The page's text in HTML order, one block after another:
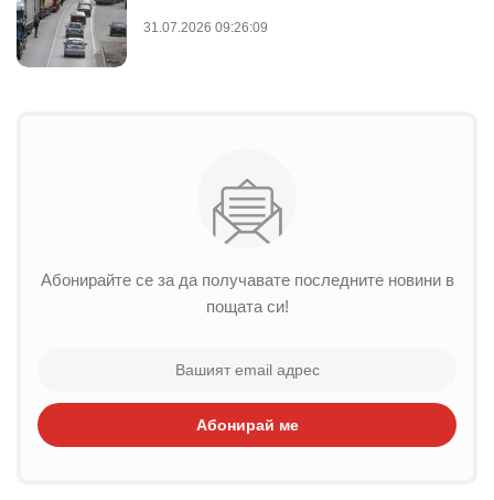
31.07.2026 09:26:09
Абонирайте се за да получавате последните новини в
пощата си!
Абонирай ме